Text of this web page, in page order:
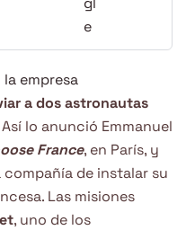
empresa
a dos astronautas
Así lo anunció Emmanuel
France, en París, y
de instalar su
Las misiones
, uno de los